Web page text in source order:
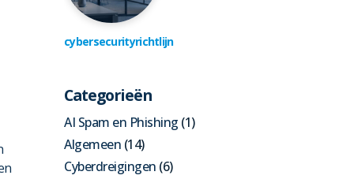
cybersecurityrichtlijn
Categorieën
AI Spam en Phishing (1)
Algemeen (14)
Cyberdreigingen (6)